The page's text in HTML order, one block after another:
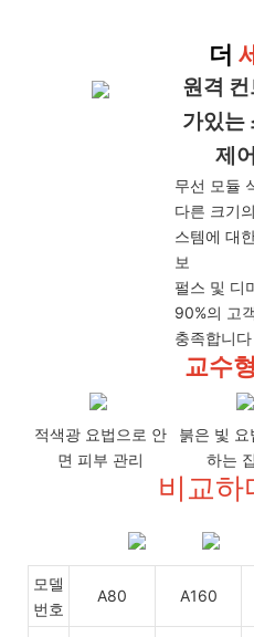
더
원격 컨
가있는
제
무선 모듈
다른 크기
스템에 대
보
펄스 및 디
90%의 고
충족합니다
교수형
적색광 요법으로 안
면 피부 관리
붉은 빛 요
하는
비교하
모델
번호
A80 A160